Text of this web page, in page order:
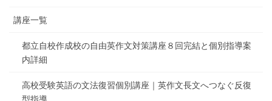
講座一覧
都立自校作成校の自由英作文対策講座８回完結と個別指導案
内詳細
高校受験英語の文法復習個別講座｜英作文長文へつなぐ反復
型指導